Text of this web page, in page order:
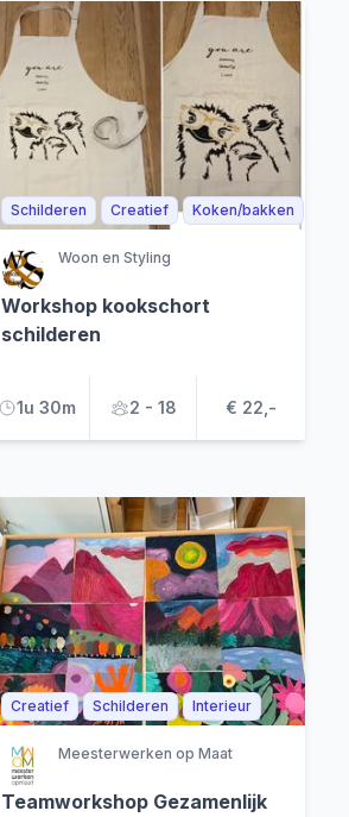
Schilderen Creatief Koken/bakken
Woon en Styling
Workshop kookschort
schilderen
1u 30m 2 - 18 € 22,-
Creatief Schilderen Interieur
Meesterwerken op Maat
Teamworkshop Gezamenlijk